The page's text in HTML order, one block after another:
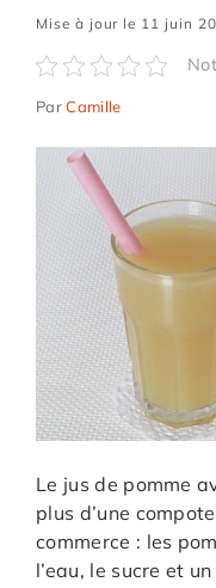
Mise à jour le 11 juin
ParCamille
Le jus de pomme
plus d’une
commerce : les
l’eau, le sucre et